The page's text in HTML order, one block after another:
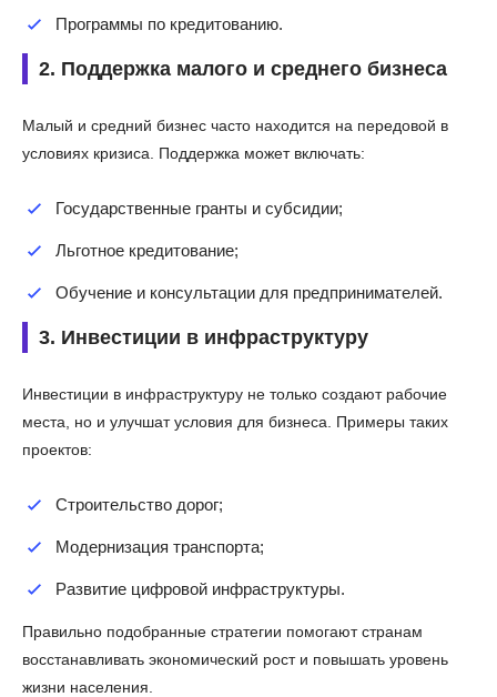
Программы по кредитованию.
2. Поддержка малого и среднего бизнеса
Малый и средний бизнес часто находится на передовой в
условиях кризиса. Поддержка может включать:
Государственные гранты и субсидии;
Льготное кредитование;
Обучение и консультации для предпринимателей.
3. Инвестиции в инфраструктуру
Инвестиции в инфраструктуру не только создают рабочие
места, но и улучшат условия для бизнеса. Примеры таких
проектов:
Строительство дорог;
Модернизация транспорта;
Развитие цифровой инфраструктуры.
Правильно подобранные стратегии помогают странам
восстанавливать экономический рост и повышать уровень
жизни населения.